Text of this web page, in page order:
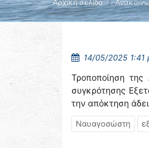
Αρχική σελίδα
14/05/2025 1:41
Τροποποίηση
συγκρότησης
την απόκτηση
Ναυαγοσώστη